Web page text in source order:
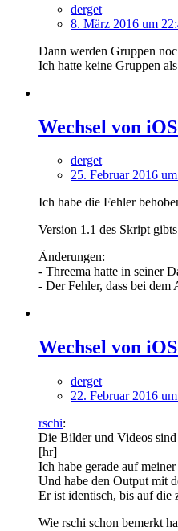
derget
8. März 2016 um
Dann werden Gruppen
Ich hatte keine Gruppen
Wechsel von
derget
25. Februar 2016
Ich habe die Fehler
Version 1.1 des Skript
Änderungen:
- Threema hatte in seiner
- Der Fehler, dass bei
Wechsel von
derget
22. Februar 2016
rschi:
Die Bilder und Videos
[hr]
Ich habe gerade auf
Und habe den Output mit
Er ist identisch, bis auf die
Wie rschi schon bemerkt